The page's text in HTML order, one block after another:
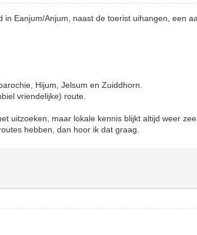
in Eanjum/Anjum, naast de toerist uihangen, een
Hijum, Jelsum en Zuiddhorn.
vriendelijke) route.
uitzoeken, maar lokale kennis blijkt altijd weer
hebben, dan hoor ik dat graag.